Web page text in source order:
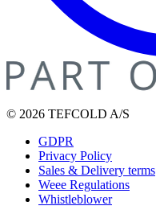
© 2026 TEFCOLD A/S
GDPR
Privacy Policy
Sales & Delivery terms
Weee Regulations
Whistleblower